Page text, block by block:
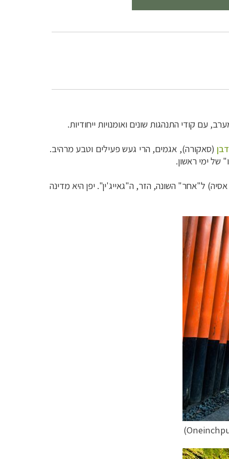
עם קודי התנהגות שונים ואומנויות ייחודיות.
(סאקורה), אגמים, הרי געש פעילים וטבע מרהיב.
של ימי ראשון.
ל"אחר" השונה, הזר, ה"גאייג'ין". יפן היא מדינה